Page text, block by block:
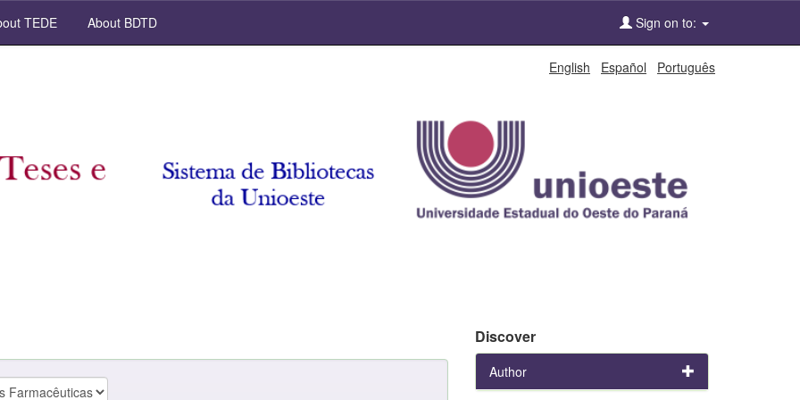
TEDE About BDTD Sign on to:
English Español Português
Discover
Author